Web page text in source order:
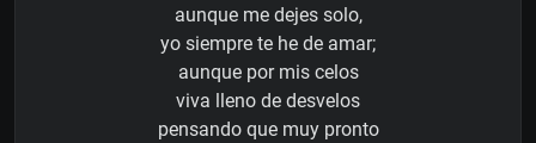
aunque me dejes solo,
yo siempre te he de amar;
aunque por mis celos
viva lleno de desvelos
pensando que muy pronto